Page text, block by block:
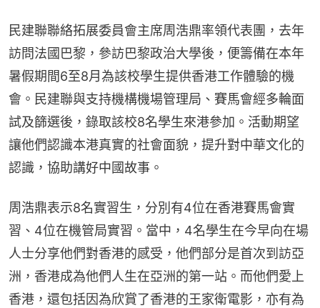
民建聯聯絡拓展委員會主席周浩鼎率領代表團，去年
訪問法國巴黎，參訪巴黎政治大學後，便籌備在本年
暑假期間6至8月為該校學生提供香港工作體驗的機
會。民建聯與支持機構機場管理局、賽馬會經多輪面
試及篩選後，錄取該校8名學生來港參加。活動期望
讓他們認識本港真實的社會面貌，提升對中華文化的
認識，協助講好中國故事。
周浩鼎表示8名實習生，分別有4位在香港賽馬會實
習、4位在機管局實習。當中，4名學生在今早向在場
人士分享他們對香港的感受，他們部分是首次到訪亞
洲，香港成為他們人生在亞洲的第一站。而他們愛上
香港，還包括因為欣賞了香港的王家衛電影，亦有為